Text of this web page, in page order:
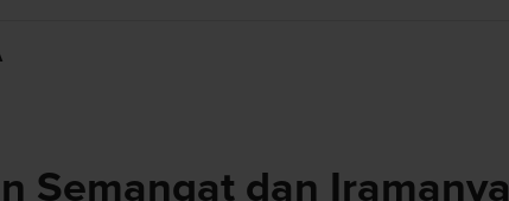
Semangat dan Iramanya